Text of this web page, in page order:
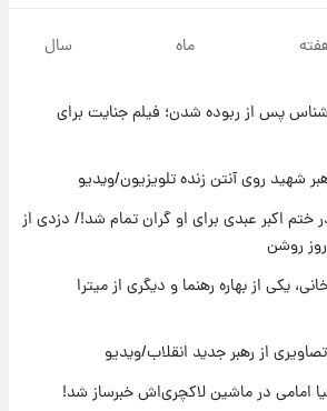
جهانی در آمریکا + فیلم
۱۹ ساعت پیش
۱۹ ساعت پیش
تصاویر عمامه بستن به شیوه خاتمی/ویدیو
افشای محل پناهگاه‌ رهبر شهید روی آنتن زنده
تلویزیون/ویدیو
ماه سال
پس از ربوده شدن؛ فیلم جنایت برای
شهید روی آنتن زنده تلویزیون/ویدیو
ختم اکبر عبدی برای او گران تمام شد!/ دزدی از
روز روشن
یکی از بهاره رهنما و دیگری از میترا
تصاویری از رهبر جدید انقلاب/ویدیو
امامی در ماشین لاکچری‌اش خبرساز شد!